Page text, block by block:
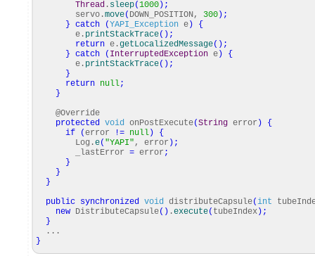
Thread . sleep(1000 ) ;
servo.move( DOWN_POSITION, 300 ) ;
} catch (YAPI_Exception e )
{
e. printStackTrace( ) ;
return e.getLocalizedMessage( ) ;
} catch ( InterruptedException e )
{
e. printStackTrace( ) ;
}
return null;
}
@Override
protected void onPostExecute(String error )
{
if
(error != null )
{
Log.e( "YAPI" , error ) ;
_lastError = error ;
}
}
}
public synchronized void distributeCapsule(int
new DistributeCapsule( ) .execute( tubeIndex ) ;
}
...
}